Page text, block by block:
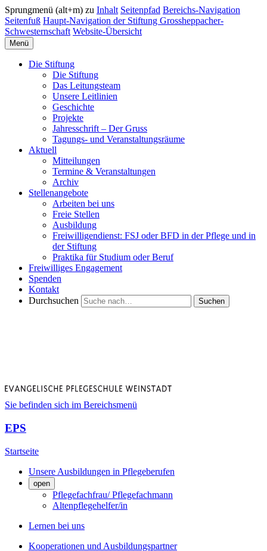
Sprungmenü (alt+m) zu Inhalt Seitenpfad Bereichs-Navigation
Seitenfuß Haupt-Navigation der Stiftung Grossheppacher-
Schwesternschaft Website-Übersicht
Menü
Die Stiftung
Die Stiftung
Das Leitungsteam
Unsere Leitlinien
Geschichte
Projekte
Jahresschrift – Der Gruss
Tagungs- und Veranstaltungsräume
Aktuell
Mitteilungen
Termine & Veranstaltungen
Archiv
Stellenangebote
Arbeiten bei uns
Freie Stellen
Ausbildung
Freiwilligendienst: FSJ oder BFD in der Pflege und in
der Stiftung
Praktika für Studium oder Beruf
Freiwilliges Engagement
Spenden
Kontakt
Durchsuchen
Suchen
Sie befinden sich im Bereichsmenü
EPS
Startseite
Unsere Ausbildungen in Pflegeberufen
open
Pflegefachfrau/ Pflegefachmann
Altenpflegehelfer/in
Lernen bei uns
Kooperationen und Ausbildungspartner